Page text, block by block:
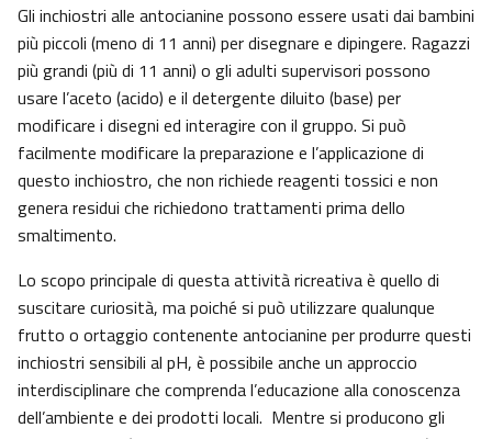
Gli inchiostri alle antocianine possono essere usati dai bambini
più piccoli (meno di 11 anni) per disegnare e dipingere. Ragazzi
più grandi (più di 11 anni) o gli adulti supervisori possono
usare l’aceto (acido) e il detergente diluito (base) per
modificare i disegni ed interagire con il gruppo. Si può
facilmente modificare la preparazione e l’applicazione di
questo inchiostro, che non richiede reagenti tossici e non
genera residui che richiedono trattamenti prima dello
smaltimento.
Lo scopo principale di questa attività ricreativa è quello di
suscitare curiosità, ma poiché si può utilizzare qualunque
frutto o ortaggio contenente antocianine per produrre questi
inchiostri sensibili al pH, è possibile anche un approccio
interdisciplinare che comprenda l’educazione alla conoscenza
dell’ambiente e dei prodotti locali. Mentre si producono gli